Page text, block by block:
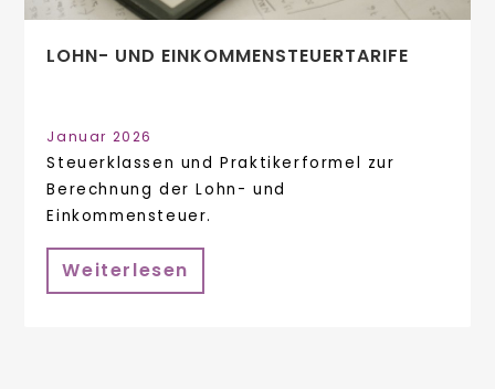
LOHN- UND EINKOMMENSTEUERTARIFE
Januar 2026
Steuerklassen und Praktikerformel zur
Berechnung der Lohn- und
Einkommensteuer.
Weiterlesen